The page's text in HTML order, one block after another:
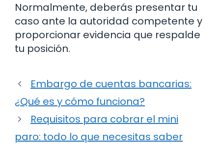
Normalmente, deberás presentar tu
caso ante la autoridad competente y
proporcionar evidencia que respalde
tu posición.
Embargo de cuentas bancarias:
¿Qué es y cómo funciona?
Requisitos para cobrar el mini
paro: todo lo que necesitas saber